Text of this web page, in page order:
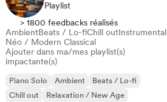
Playlist
> 1800 feedbacks réalisés
AmbientBeats / Lo-fiChill outInstrumental
Néo / Modern Classical
Ajouter dans ma/mes playlist(s)
impactante(s)
Piano Solo Ambient
Beats / Lo-fi
Chill out
Relaxation / New Age